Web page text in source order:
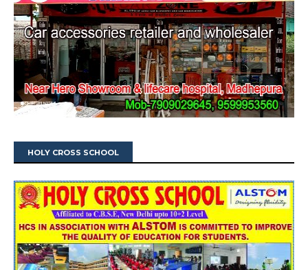
HOLY CROSS SCHOOL